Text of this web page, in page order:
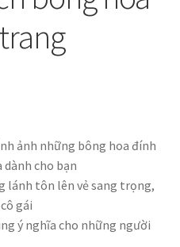
ảnh những bông hoa đính
dành cho bạn
lánh tôn lên vẻ sang trọng,
gái
ý nghĩa cho những người